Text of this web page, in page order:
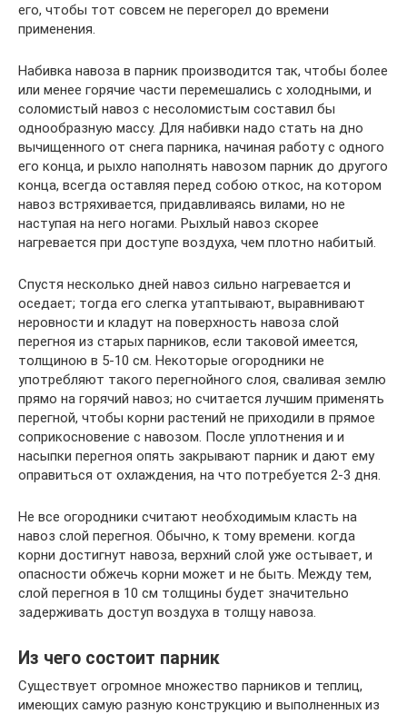
его, чтобы тот совсем не перегорел до времени
применения.
Набивка навоза в парник производится так, чтобы более
или менее горячие части перемешались с холодными, и
соломистый навоз с несоломистым составил бы
однообразную массу. Для набивки надо стать на дно
вычищенного от снега парника, начиная работу с одного
его конца, и рыхло наполнять навозом парник до другого
конца, всегда оставляя перед собою откос, на котором
навоз встряхивается, придавливаясь вилами, но не
наступая на него ногами. Рыхлый навоз скорее
нагревается при доступе воздуха, чем плотно набитый.
Спустя несколько дней навоз сильно нагревается и
оседает; тогда его слегка утаптывают, выравнивают
неровности и кладут на поверхность навоза слой
перегноя из старых парников, если таковой имеется,
толщиною в 5-10 см. Некоторые огородники не
употребляют такого перегнойного слоя, сваливая землю
прямо на горячий навоз; но считается лучшим применять
перегной, чтобы корни растений не приходили в прямое
соприкосновение с навозом. После уплотнения и и
насыпки перегноя опять закрывают парник и дают ему
оправиться от охлаждения, на что потребуется 2-3 дня.
Не все огородники считают необходимым класть на
навоз слой перегноя. Обычно, к тому времени. когда
корни достигнут навоза, верхний слой уже остывает, и
опасности обжечь корни может и не быть. Между тем,
слой перегноя в 10 см толщины будет значительно
задерживать доступ воздуха в толщу навоза.
Из чего состоит парник
Существует огромное множество парников и теплиц,
имеющих самую разную конструкцию и выполненных из